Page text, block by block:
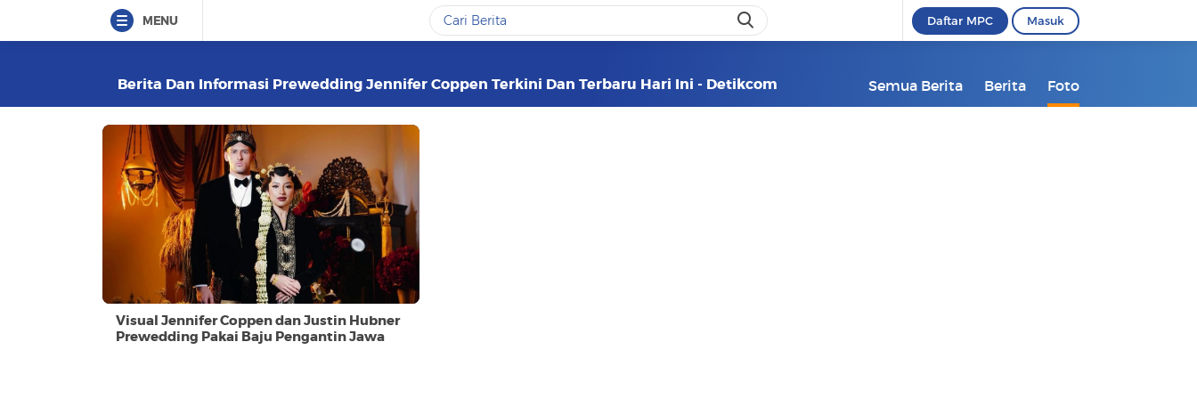
MENU Daftar MPC Masuk
Berita Dan Informasi Prewedding Jennifer Coppen Terkini Dan Terbaru Hari Ini - Detikcom Semua Berita Berita Foto
Visual Jennifer Coppen dan Justin Hubner
Prewedding Pakai Baju Pengantin Jawa